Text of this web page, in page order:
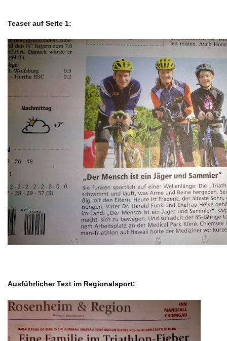
Teaser auf Seite 1:
Ausführlicher Text im Regionalsport: